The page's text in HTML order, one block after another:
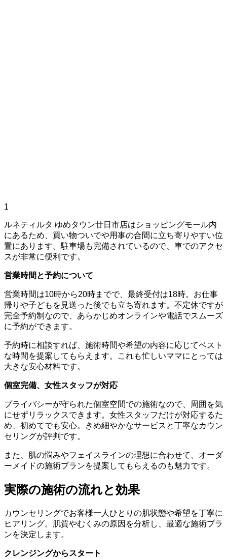
1
ルネティルタ ゆめタウン廿日市店はショッピングモール内
にあるため、買い物ついでや用事の合間に立ち寄りやすい位
置にあります。駐車場も完備されているので、車でのアクセ
スが非常に便利です。
営業時間と予約について
営業時間は10時から20時までで、最終受付は18時。お仕事
帰りや子どもを見送った後でも立ち寄れます。不定休ですが
完全予約制なので、あらかじめオンラインや電話でスムーズ
に予約ができます。
予約時に相談すれば、施術時間や希望の内容に応じてベスト
な時間を提案してもらえます。これも忙しいママにとっては
大きな安心材料です。
個室完備、女性スタッフが対応
プライバシーが守られた個室空間での施術なので、周囲を気
にせずリラックスできます。女性スタッフだけが対応するた
め、初めてでも安心。きめ細やかなサービスと丁寧なカウン
セリングが評判です。
また、肌の悩みやフェイスラインの理想に合わせて、オーダ
ーメイドの施術プランを提案してもらえるのも魅力です。
実際の施術の流れと効果
カウンセリングでお客様一人ひとりの肌状態や希望を丁寧に
ヒアリング。肌質やむくみの原因を分析し、最適な施術プラ
ンを決定します。
クレンジングからスタート